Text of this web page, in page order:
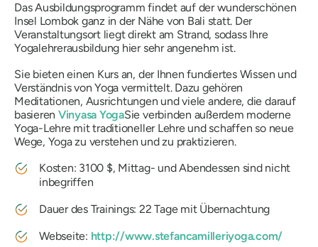
Das Ausbildungsprogramm findet auf der wunderschönen
Insel Lombok ganz in der Nähe von Bali statt. Der
Veranstaltungsort liegt direkt am Strand, sodass Ihre
Yogalehrerausbildung hier sehr angenehm ist.
Sie bieten einen Kurs an, der Ihnen fundiertes Wissen und
Verständnis von Yoga vermittelt. Dazu gehören
Meditationen, Ausrichtungen und viele andere, die darauf
basieren Vinyasa YogaSie verbinden außerdem moderne
Yoga-Lehre mit traditioneller Lehre und schaffen so neue
Wege, Yoga zu verstehen und zu praktizieren.
Kosten: 3100 $, Mittag- und Abendessen sind nicht
inbegriffen
Dauer des Trainings: 22 Tage mit Übernachtung
Webseite: http://www.stefancamilleriyoga.com/